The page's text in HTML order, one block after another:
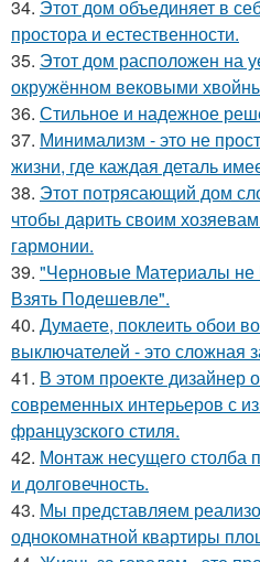
34. Этот дом объединяет в
простора и естественности.
35. Этот дом расположен на
окружённом вековыми
36. Стильное и надежное
37. Минимализм - это не
жизни, где каждая деталь
38. Этот потрясающий дом
чтобы дарить своим
гармонии.
39. "Черновые Материалы
Взять Подешевле".
40. Думаете, поклеить обои
выключателей - это сложная
41. В этом проекте дизайнер
современных интерьеров с
французского стиля.
42. Монтаж несущего столба
и долговечность.
43. Мы представляем
однокомнатной квартиры